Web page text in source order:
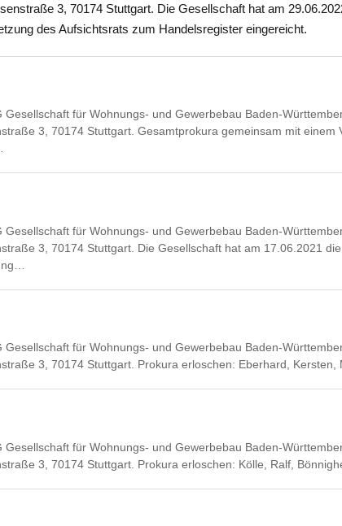
3, 70174 Stuttgart. Die Gesellschaft hat am
des Aufsichtsrats zum Handelsregister eingereicht.
Gesellschaft für Wohnungs- und Gewerbebau Baden-
3, 70174 Stuttgart. Gesamtprokura gemeinsam mit einem
Gesellschaft für Wohnungs- und Gewerbebau Baden-
3, 70174 Stuttgart. Die Gesellschaft hat am 17.06.2021
Gesellschaft für Wohnungs- und Gewerbebau Baden-
3, 70174 Stuttgart. Prokura erloschen: Eberhard, Kersten,
Gesellschaft für Wohnungs- und Gewerbebau Baden-
3, 70174 Stuttgart. Prokura erloschen: Kölle, Ralf,